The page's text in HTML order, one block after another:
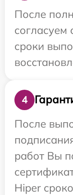
После
согласуем
сроки
4
После
работ Вы
Hiper